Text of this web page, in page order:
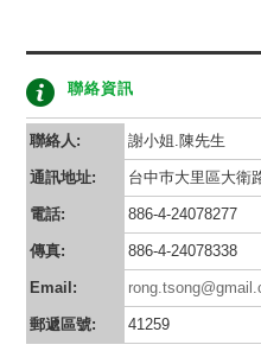
聯絡資訊
聯絡人: 謝小姐.陳先生
通訊地址: 台中巿大里區大衛
電話: 886-4-24078277
傳真: 886-4-24078338
Email:
郵遞區號: 41259